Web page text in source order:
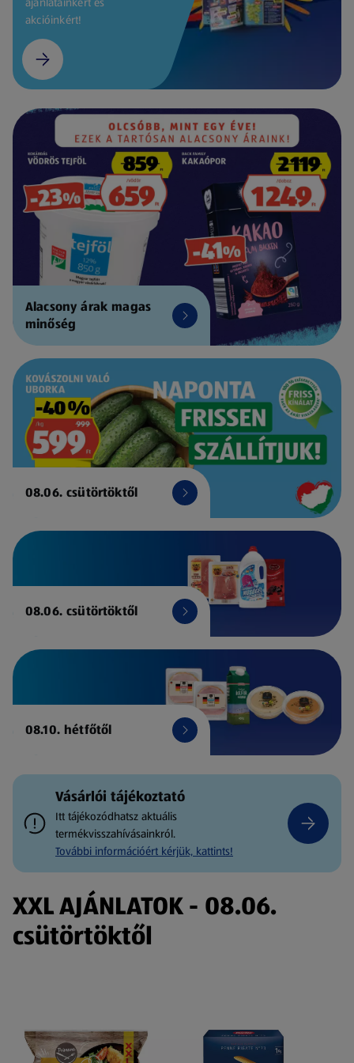
akcióinkért!
Alacsony árak magas
minőség
08.06. csütörtöktől
08.06. csütörtöktől
08.10. hétfőtől
Vásárlói tájékoztató
Itt tájékozódhatsz aktuális
termékvisszahívásainkról.
További információért kérjük, kattints!
XXL AJÁNLATOK - 08.06.
csütörtöktől